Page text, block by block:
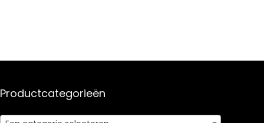
Productcategorieën